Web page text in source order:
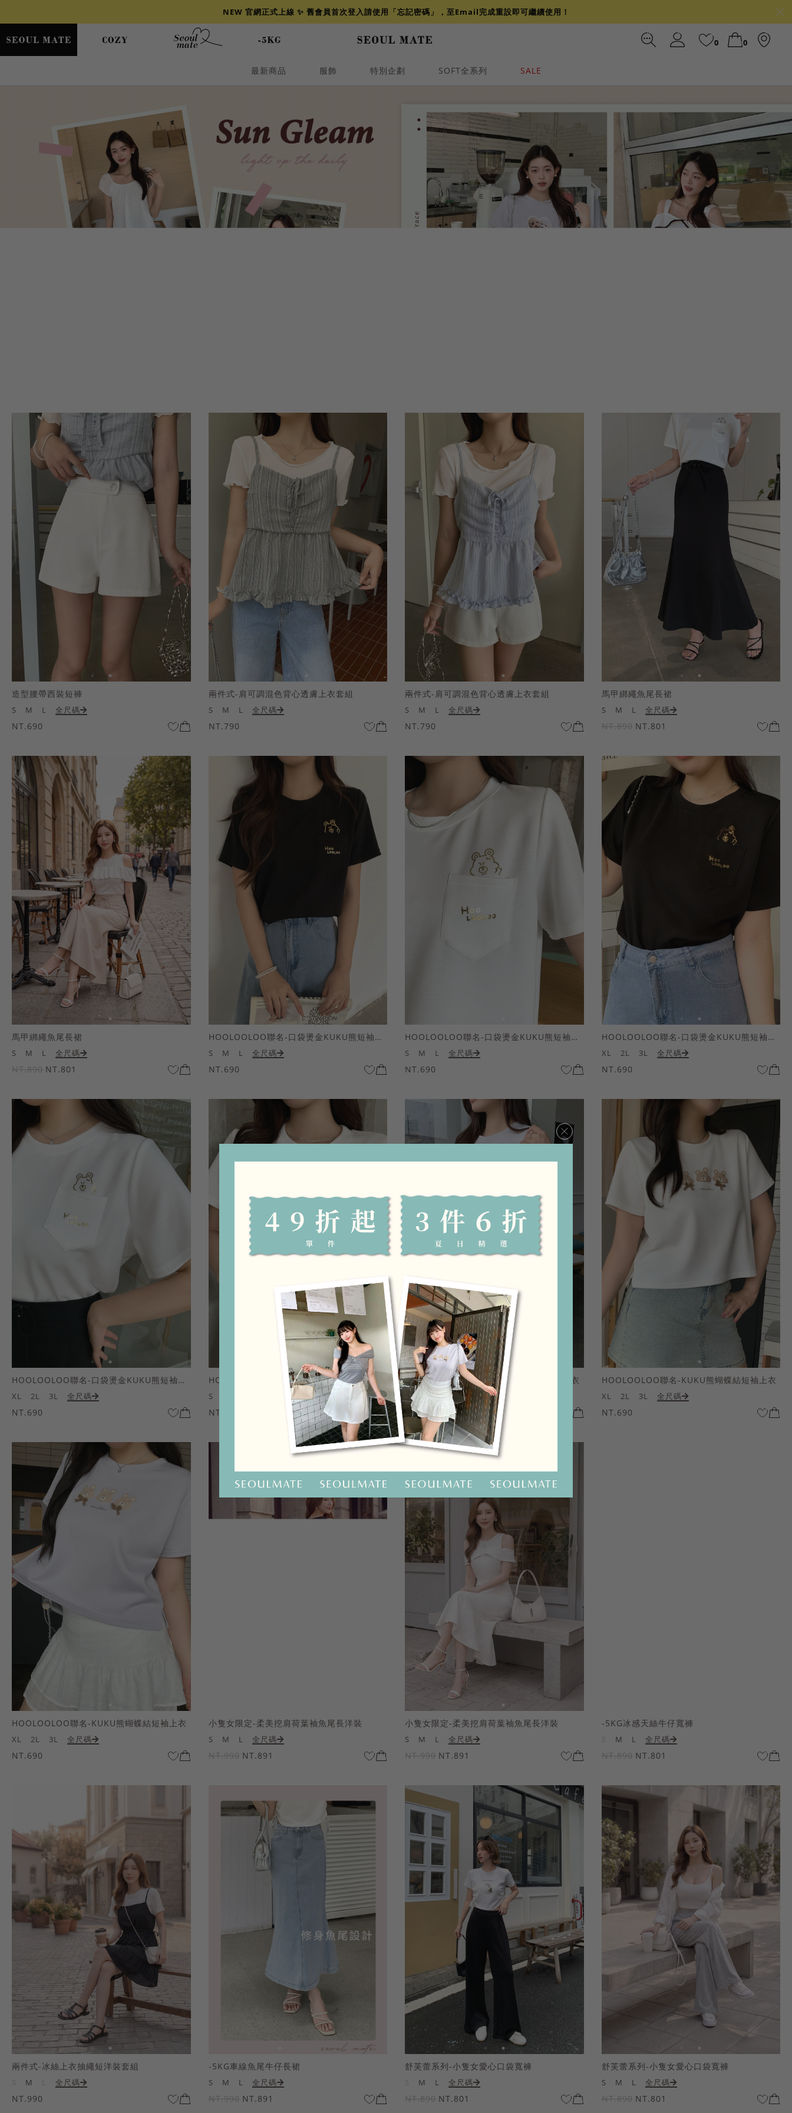
×
NEW 官網正式上線 ✨ 舊會員首次登入請使用「忘記密碼」，至Email完成重設即可繼續使用！
0 0
最新商品 服飾 特別企劃 SOFT全系列 SALE
造型腰帶西裝短褲
S M L 全尺碼
NT.690
兩件式-肩可調混色背心透膚上衣套組
S M L 全尺碼
NT.790
兩件式-肩可調混色背心透膚上衣套組
S M L 全尺碼
NT.790
馬甲綁繩魚尾長裙
S M L 全尺碼
NT.890 NT.801
馬甲綁繩魚尾長裙
S M L 全尺碼
NT.890 NT.801
HOOLOOLOO聯名-口袋燙金KUKU熊短袖上衣
S M L 全尺碼
NT.690
HOOLOOLOO聯名-口袋燙金KUKU熊短袖上衣
S M L 全尺碼
NT.690
HOOLOOLOO聯名-口袋燙金KUKU熊短袖上衣
XL 2L 3L 全尺碼
NT.690
HOOLOOLOO聯名-口袋燙金KUKU熊短袖上衣
XL 2L 3L 全尺碼
NT.690
HOOLOOLOO聯名-KUKU熊蝴蝶結短袖上衣
S
NT.690
HOOLOOLOO聯名-KUKU熊蝴蝶結短袖上衣
S M L 全尺碼
NT.690
HOOLOOLOO聯名-KUKU熊蝴蝶結短袖上衣
XL 2L 3L 全尺碼
NT.690
HOOLOOLOO聯名-KUKU熊蝴蝶結短袖上衣
XL 2L 3L 全尺碼
NT.690
小隻女限定-柔美挖肩荷葉袖魚尾長洋裝
S M L 全尺碼
NT.990 NT.891
小隻女限定-柔美挖肩荷葉袖魚尾長洋裝
S M L 全尺碼
NT.990 NT.891
-5KG冰感天絲牛仔寬褲
M L 全尺碼
NT.890 NT.801
兩件式-冰絲上衣抽繩短洋裝套組
M 全尺碼
NT.990
-5KG車線魚尾牛仔長裙
S M L 全尺碼
NT.990 NT.891
舒芙蕾系列-小隻女愛心口袋寬褲
M L 全尺碼
NT.890 NT.801
舒芙蕾系列-小隻女愛心口袋寬褲
S M L 全尺碼
NT.890 NT.801